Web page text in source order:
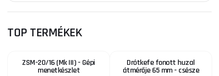
TOP TERMÉKEK
ZSM-20/16 (Mk III) - Gépi
menetkészlet
Drótkefe fonott huzal
átmérője 65 mm - csésze